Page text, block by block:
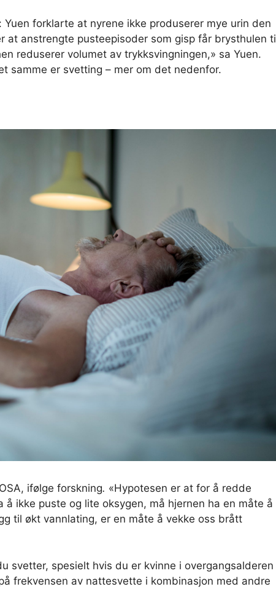
forklarte at nyrene ikke produserer mye urin den
at anstrengte pusteepisoder som gisp får brysthulen
reduserer volumet av trykksvingningen,» sa Yuen.
samme er svetting – mer om det nedenfor.
ifølge forskning. «Hypotesen er at for å redde
ikke puste og lite oksygen, må hjernen ha en måte å
til økt vannlating, er en måte å vekke oss brått
svetter, spesielt hvis du er kvinne i overgangsalderen
frekvensen av nattesvette i kombinasjon med andre